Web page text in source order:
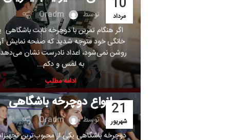
توسط
Oradm
اگر هنگام تمرین با دوچرخه ثابت باشگاهی یا
خانگی خود متوجه شدید که صفحه نمایش آن
روشن نمی‌شود، اعداد نادرست نشان می‌دهد یا
به لمس و دکم...
ادامه مطلب
دسته‌بندی نشده
انواع دوچرخه باشگاهی
توسط
Oradm
دوچرخه باشگاهی یکی از محبوب‌ترین تجهیزات